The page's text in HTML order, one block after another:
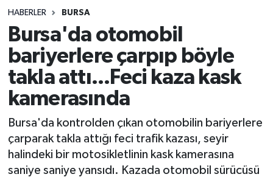
HABERLER BURSA
Bursa'da otomobil
bariyerlere çarpıp böyle
takla attı...Feci kaza kask
kamerasında
Bursa'da kontrolden çıkan otomobilin bariyerlere
çarparak takla attığı feci trafik kazası, seyir
halindeki bir motosikletlinin kask kamerasına
saniye saniye yansıdı. Kazada otomobil sürücüsü
Spor
Teknoloji